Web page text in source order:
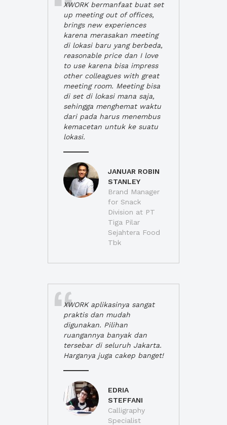
XWORK bermanfaat buat set
up meeting out of offices,
brings new experiences
karena merasakan meeting
di lokasi baru yang berbeda,
reasonable price dan I love
to use karena bisa impress
other colleagues with great
meeting room. Meeting bisa
di set di lokasi mana saja,
sehingga menghemat waktu
dari pada harus menembus
kemacetan untuk ke suatu
lokasi.
JANUAR ROBIN
STANLEY
Brand Manager
for Snack
Division at PT
Tiga Pilar
Sejahtera Food
Tbk
XWORK aplikasinya sangat
praktis dan mudah
digunakan. Pilihan
ruangannya banyak dan
tersebar di seluruh Jakarta.
Harganya juga cakep banget!
EDRIA
STEFFANI
Calligraphy
Specialist